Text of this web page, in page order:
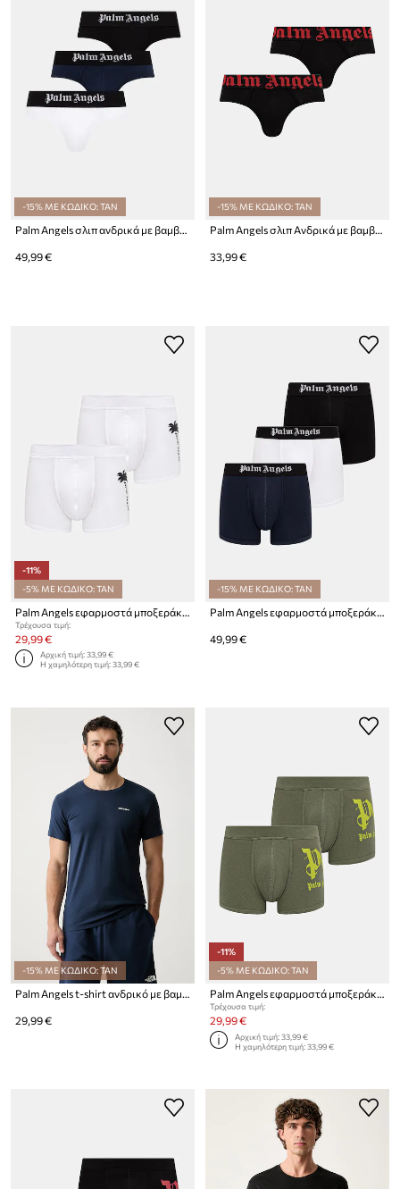
-15% ΜΕ ΚΩΔΙΚΟ: TAN
Palm Angels σλιπ ανδρικά με βαμβάκι 3-pack
49,99 €
-15% ΜΕ ΚΩΔΙΚΟ: TAN
Palm Angels σλιπ Ανδρικά με βαμβάκι 2-pack
33,99 €
-11%
-5% ΜΕ ΚΩΔΙΚΟ: TAN
Τρέχουσα τιμή:
29,99 €
Αρχική τιμή:33,99 €
Η χαμηλότερη τιμή:33,99 €
-15% ΜΕ ΚΩΔΙΚΟ: TAN
49,99 €
-15% ΜΕ ΚΩΔΙΚΟ: TAN
Palm Angels t-shirt ανδρικό με βαμβάκι
29,99 €
-11%
-5% ΜΕ ΚΩΔΙΚΟ: TAN
Palm Angels εφαρμοστά μποξεράκια Ανδρικά με βαμβάκι 2-pack
Τρέχουσα τιμή:
29,99 €
Αρχική τιμή:33,99 €
Η χαμηλότερη τιμή:33,99 €